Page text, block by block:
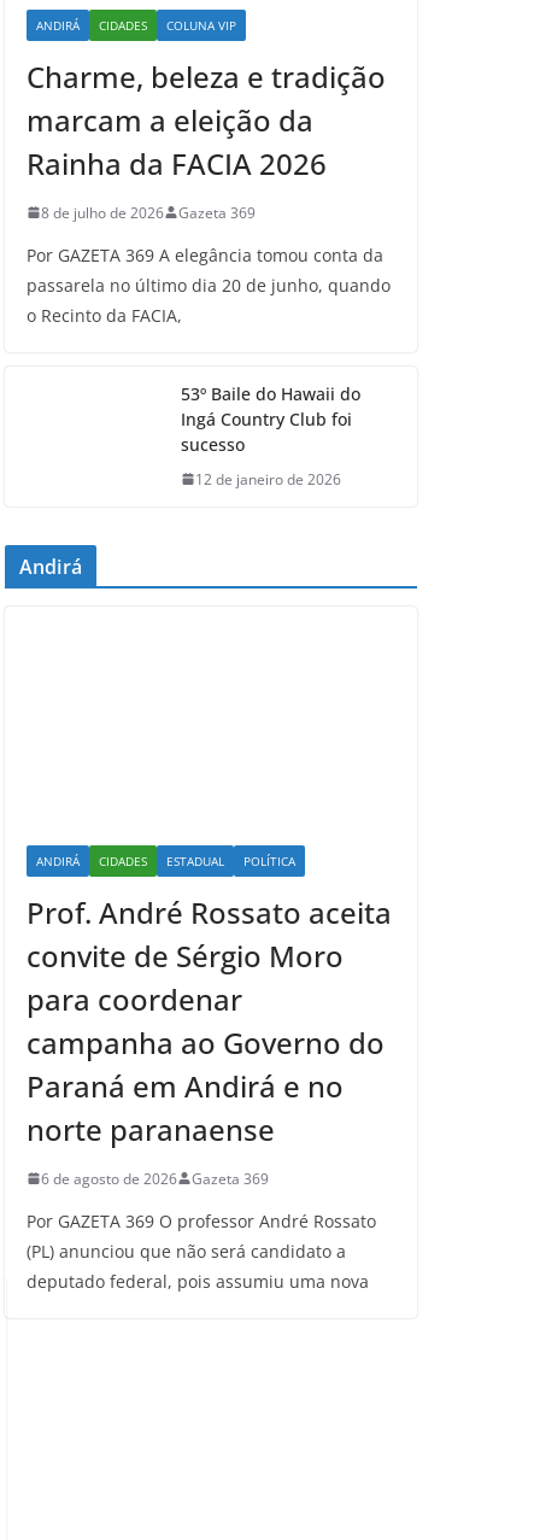
ANDIRÁ CIDADES COLUNA VIP
Charme, beleza e tradição
marcam a eleição da
Rainha da FACIA 2026
8 de julho de 2026 Gazeta 369
Por GAZETA 369 A elegância tomou conta da
passarela no último dia 20 de junho, quando
o Recinto da FACIA,
53º Baile do Hawaii do
Ingá Country Club foi
sucesso
12 de janeiro de 2026
Andirá
ANDIRÁ CIDADES ESTADUAL POLÍTICA
Prof. André Rossato aceita
convite de Sérgio Moro
para coordenar
campanha ao Governo do
Paraná em Andirá e no
norte paranaense
6 de agosto de 2026 Gazeta 369
Por GAZETA 369 O professor André Rossato
(PL) anunciou que não será candidato a
deputado federal, pois assumiu uma nova